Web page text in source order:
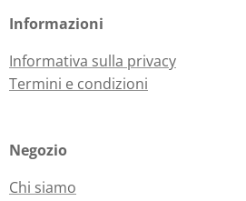
Informazioni
Informativa sulla privacy
Termini e condizioni
Negozio
Chi siamo